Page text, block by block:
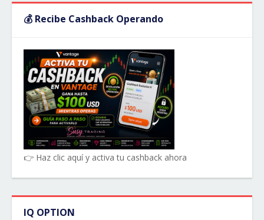
💰 Recibe Cashback Operando
👉 Haz clic aquí y activa tu cashback ahora
IQ OPTION